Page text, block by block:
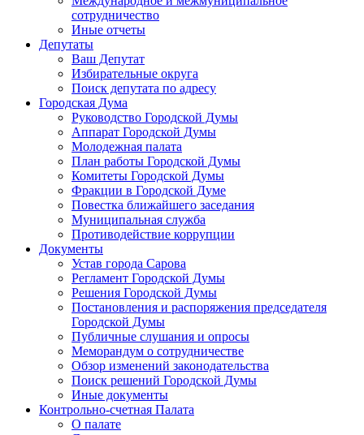
сотрудничество
Иные отчеты
Депутаты
Ваш Депутат
Избирательные округа
Поиск депутата по адресу
Городская Дума
Руководство Городской Думы
Аппарат Городской Думы
Молодежная палата
План работы Городской Думы
Комитеты Городской Думы
Фракции в Городской Думе
Повестка ближайшего заседания
Муниципальная служба
Противодействие коррупции
Документы
Устав города Сарова
Регламент Городской Думы
Решения Городской Думы
Постановления и распоряжения председателя
Городской Думы
Публичные слушания и опросы
Меморандум о сотрудничестве
Обзор изменений законодательства
Поиск решений Городской Думы
Иные документы
Контрольно-счетная Палата
О палате